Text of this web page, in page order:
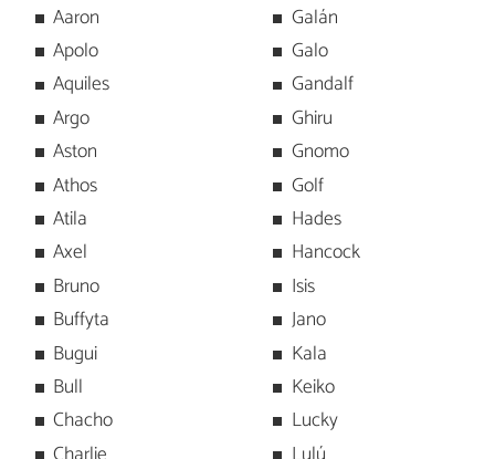
Aaron
Apolo
Aquiles
Argo
Aston
Athos
Atila
Axel
Bruno
Buffyta
Bugui
Bull
Chacho
Galán
Galo
Gandalf
Ghiru
Gnomo
Golf
Hades
Hancock
Isis
Jano
Kala
Keiko
Lucky